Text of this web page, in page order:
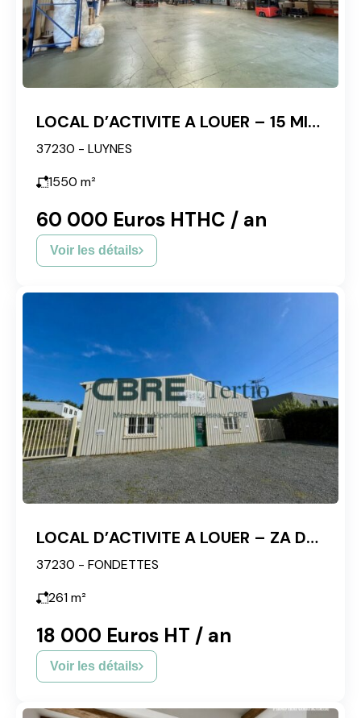
LOCAL D’ACTIVITE A LOUER – 15 MIN DE TOURS
37230 - LUYNES
1550 m²
60 000 Euros HTHC / an
Voir les détails
LOCAL D’ACTIVITE A LOUER – ZA DE FONDETTES
37230 - FONDETTES
261m²
18 000 Euros HT / an
Voir les détails